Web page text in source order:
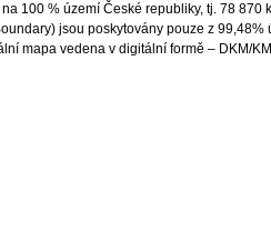
100 % území České republiky, tj. 78 870
jsou poskytovány pouze z 99,48%
mapa vedena v digitální formě – DKM/